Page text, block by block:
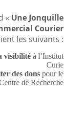
« Une Jonquille
Courier
les suivants :
visibilité à l’Institut
Curie
des dons pour le
de Recherche